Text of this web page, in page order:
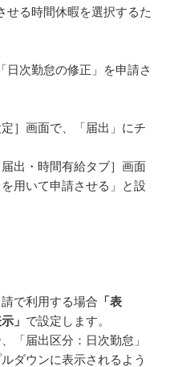
せる時間休暇を選択するた
日次勤怠の修正」を申請さ
］画面で、「届出」にチ
出・時間有給タブ］画面
用いて申請させる」と設
で利用する場合 「表
」 で設定します。
「届出区分：日次勤怠」
ダウンに表示されるよう